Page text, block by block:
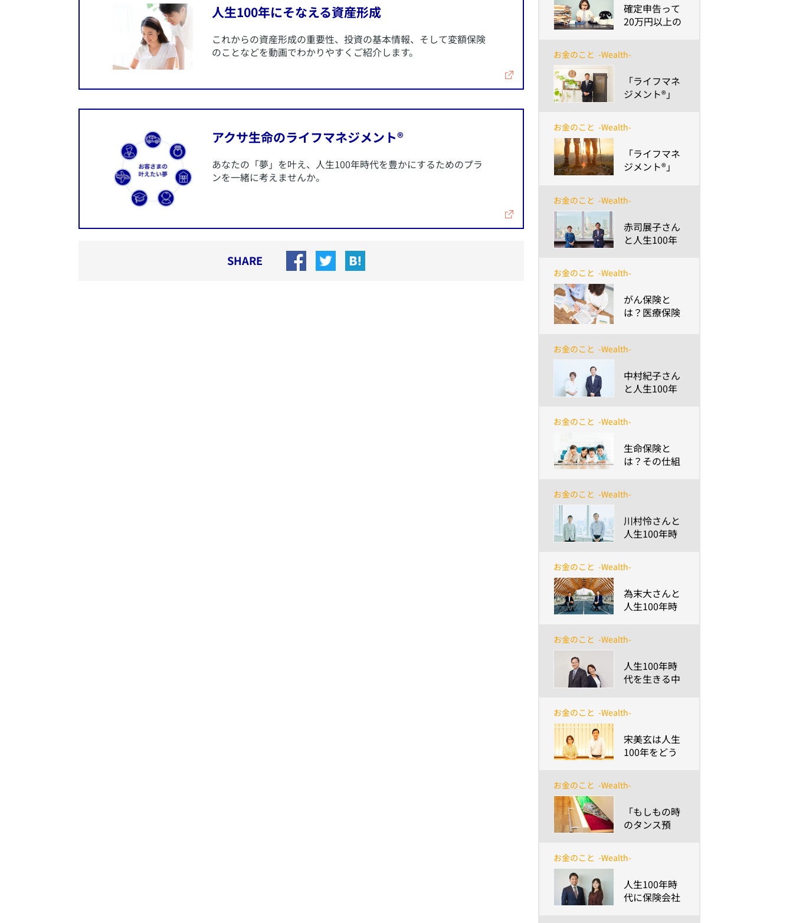
​人生100年にそなえる資産形成
​これからの資産形成の重要性、投資の基本情報、そして変額保険
のことなどを動画でわかりやすくご紹介します。
​アクサ生命のライフマネジメント®
​あなたの「夢」を叶え、人生100年時代を豊かにするためのプラ
ンを一緒に考えませんか。
SHARE
役立つお金の
話
​確定申告って
20万円以上の
～副業等の雑
所得などイマ
ドキの収入事
情と「うっか
問題～
お金のこと -Wealth-
​「ライフマネ
ジメント®」
ンシャルプラ
ン アドバイザ
ー）と叶える
あなたの夢と
未来。
お金のこと -Wealth-
​「ライフマネ
ジメント®」
人生100年時
します ～「ラ
イフマネジメ
は？～
お金のこと -Wealth-
​赤司展子さん
と人生100年
グ 第9回
お金のこと -Wealth-
​がん保険と
は？医療保険
トについて解
お金のこと -Wealth-
​中村紀子さん
と人生100年
グ 第8回
お金のこと -Wealth-
​生命保険と
は？その仕組
トについて紹
お金のこと -Wealth-
​川村怜さんと
人生100年時
来ダイアログ
第7回
お金のこと -Wealth-
​為末大さんと
人生100年時
第6回
お金のこと -Wealth-
​人生100年時
代を生きる中
と経営者、従
るために最良
の提案とサポ
使命～
お金のこと -Wealth-
​宋美玄は人生
100年をどう
ログ 第5回
お金のこと -Wealth-
​「もしもの時
のタンス預
どいい金額
は？～火事・
災害、相続や
増税時に気を
つけたいポイ
お金のこと -Wealth-
​人生100年時
代に保険会社